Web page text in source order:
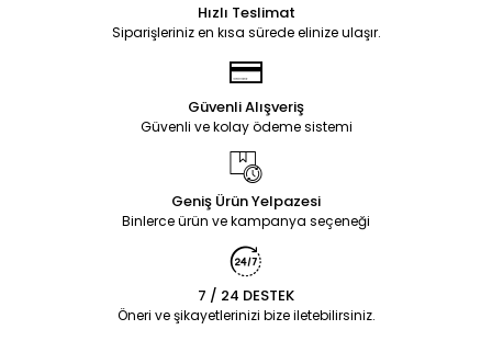
Hızlı Teslimat
Siparişleriniz en kısa sürede elinize ulaşır.
Güvenli Alışveriş
Güvenli ve kolay ödeme sistemi
Geniş Ürün Yelpazesi
Binlerce ürün ve kampanya seçeneği
7 / 24 DESTEK
Öneri ve şikayetlerinizi bize iletebilirsiniz.